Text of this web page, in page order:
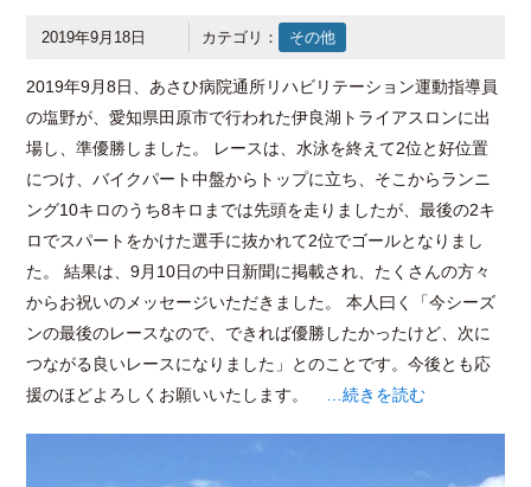
2019年9月18日 カテゴリ： その他
2019年9月8日、あさひ病院通所リハビリテーション運動指導員
の塩野が、愛知県田原市で行われた伊良湖トライアスロンに出
場し、準優勝しました。 レースは、水泳を終えて2位と好位置
につけ、バイクパート中盤からトップに立ち、そこからランニ
ング10キロのうち8キロまでは先頭を走りましたが、最後の2キ
ロでスパートをかけた選手に抜かれて2位でゴールとなりまし
た。 結果は、9月10日の中日新聞に掲載され、たくさんの方々
からお祝いのメッセージいただきました。 本人曰く「今シーズ
ンの最後のレースなので、できれば優勝したかったけど、次に
つながる良いレースになりました」とのことです。今後とも応
援のほどよろしくお願いいたします。
…続きを読む